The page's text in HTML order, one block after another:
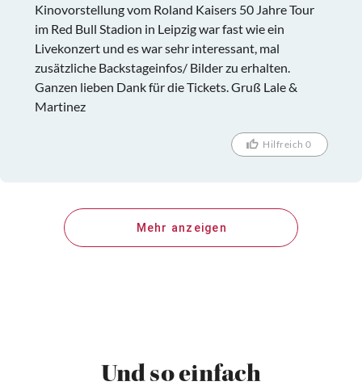
Kinovorstellung vom Roland Kaisers 50 Jahre Tour
im Red Bull Stadion in Leipzig war fast wie ein
Livekonzert und es war sehr interessant, mal
zusätzliche Backstageinfos/ Bilder zu erhalten.
Ganzen lieben Dank für die Tickets. Gruß Lale &
Martinez
Hilfreich 0
Mehr anzeigen
Und so einfach